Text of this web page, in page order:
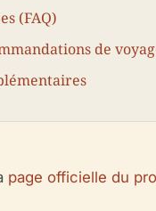
(FAQ)
de
page officielle du